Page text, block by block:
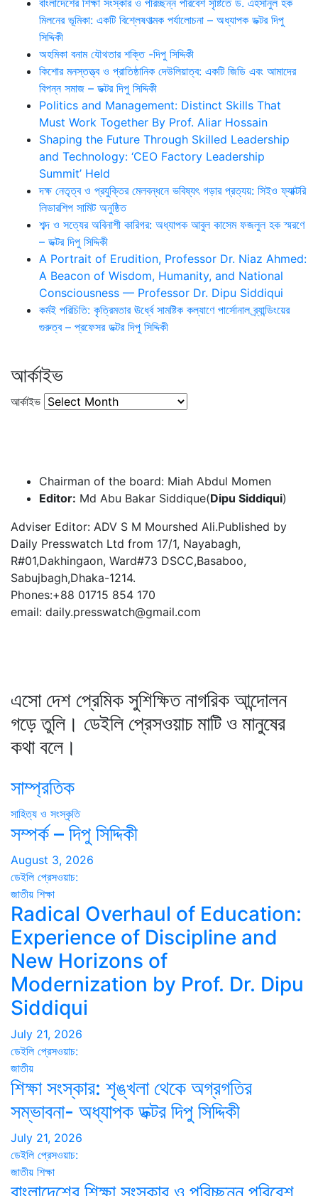
বাংলাদেশের শিক্ষা সংস্কার ও পরিচ্ছন্ন পরিবেশ সৃষ্টিতে ড. এহসানুল হক
মিলনের ভূমিকা: একটি বিশ্লেষণাত্মক পর্যালোচনা – অধ্যাপক ডক্টর দিপু
সিদ্দিকী
অহমিকা বনাম যৌথতার শক্তি -দিপু সিদ্দিকী
কিশোর মনস্তত্ত্ব ও প্রাতিষ্ঠানিক দেউলিয়াত্ব: একটি জিডি এবং আমাদের
বিপন্ন সমাজ – ডক্টর দিপু সিদ্দিকী
Politics and Management: Distinct Skills That
Must Work Together By Prof. Aliar Hossain
Shaping the Future Through Skilled Leadership
and Technology: ‘CEO Factory Leadership
Summit’ Held
দক্ষ নেতৃত্ব ও প্রযুক্তির মেলবন্ধনে ভবিষ্যৎ গড়ার প্রত্যয়: সিইও ফ্যাক্টরি
লিডারশিপ সামিট অনুষ্ঠিত
শব্দ ও সত্যের অবিনাশী কারিগর: অধ্যাপক আবুল কাসেম ফজলুল হক স্মরণে
– ডক্টর দিপু সিদ্দিকী
A Portrait of Erudition, Professor Dr. Niaz Ahmed:
A Beacon of Wisdom, Humanity, and National
Consciousness — Professor Dr. Dipu Siddiqui
কর্মই পরিচিতি: কৃত্রিমতার ঊর্ধ্বে সামষ্টিক কল্যাণে পার্সোনাল ব্র্যান্ডিংয়ের
গুরুত্ব – প্রফেসর ডক্টর দিপু সিদ্দিকী
আর্কাইভ
আর্কাইভ
Chairman of the board: Miah Abdul Momen
Editor: Md Abu Bakar Siddique(Dipu Siddiqui)
Adviser Editor: ADV S M Mourshed Ali.Published by
Daily Presswatch Ltd from 17/1, Nayabagh,
R#01,Dakhingaon, Ward#73 DSCC,Basaboo,
Sabujbagh,Dhaka-1214.
Phones:+88 01715 854 170
email: daily.presswatch@gmail.com
এসো দেশ প্রেমিক সুশিক্ষিত নাগরিক আন্দোলন
গড়ে তুলি। ডেইলি প্রেসওয়াচ মাটি ও মানুষের
কথা বলে।
সাম্প্রতিক
সাহিত্য ও সংস্কৃতি
সম্পর্ক – দিপু সিদ্দিকী
August 3, 2026
ডেইলি প্রেসওয়াচ:
জাতীয় শিক্ষা
Radical Overhaul of Education:
Experience of Discipline and
New Horizons of
Modernization by Prof. Dr. Dipu
Siddiqui
July 21, 2026
ডেইলি প্রেসওয়াচ:
জাতীয়
শিক্ষা সংস্কার: শৃঙ্খলা থেকে অগ্রগতির
সম্ভাবনা- অধ্যাপক ডক্টর দিপু সিদ্দিকী
July 21, 2026
ডেইলি প্রেসওয়াচ:
জাতীয় শিক্ষা